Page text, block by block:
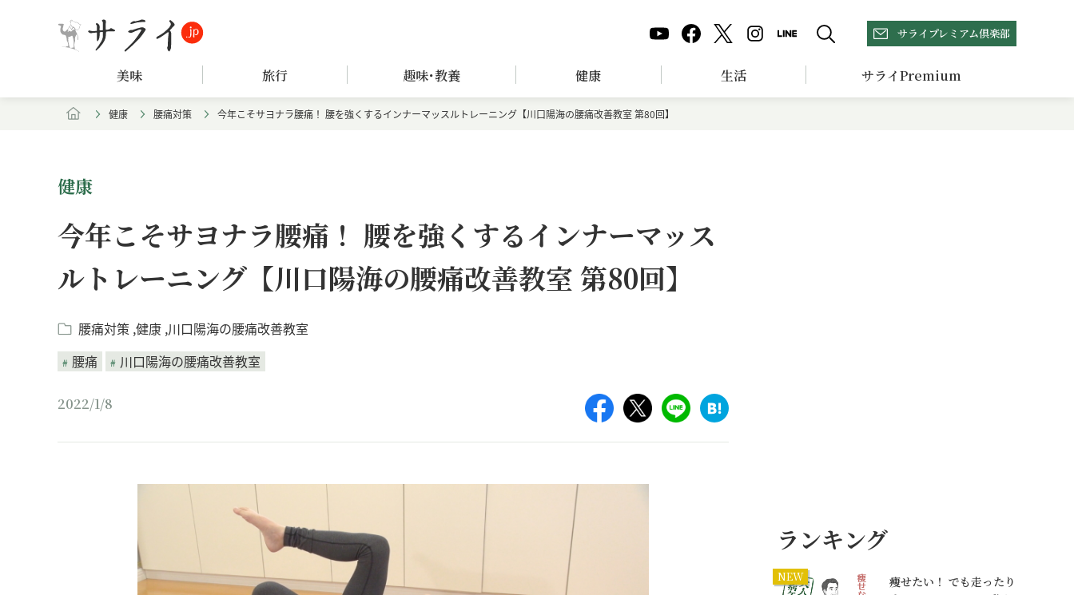
サライプレミアム倶楽部
美味 旅行 趣味･教養 健康 生活 サライPremium
健康 腰痛対策 今年こそサヨナラ腰痛！ 腰を強くするインナーマッスルトレーニング【川口陽海の腰痛改善教室 第80回】
健康
今年こそサヨナラ腰痛！ 腰を強くするインナーマッス
ルトレーニング【川口陽海の腰痛改善教室 第80回】
腰痛対策 健康 川口陽海の腰痛改善教室
腰痛
川口陽海の腰痛改善教室
2022/1/8
ランキング
NEW
痩せたい！ でも走ったり